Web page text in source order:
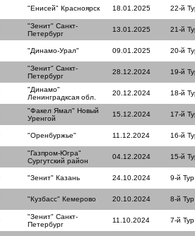
"Енисей" Красноярск 18.01.2025 22-й
"Зенит" Санкт-
Петербург
13.01.2025 21-й
"Динамо-Урал" 09.01.2025 20-й
"Зенит" Санкт-
Петербург
28.12.2024 19-й
"Динамо"
Ленинградксая обл.
20.12.2024 18-й
"Факел Ямал" Новый
Уренгой
15.12.2024 17-й
"Оренбуржье" 11.12.2024 16-й
"Газпром-Югра"
Сургутский район
04.12.2024 15-й
"Зенит" Казань 24.10.2024 9-й Тур
"Кузбасс" Кемерово 20.10.2024 8-й Тур
"Зенит" Санкт-
Петербург
11.10.2024 7-й Тур